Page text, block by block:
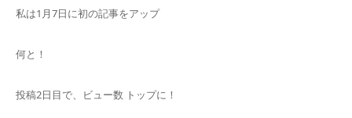
私は1月7日に初の記事をアップ
何と！
投稿2日目で、ビュー数 トップに！